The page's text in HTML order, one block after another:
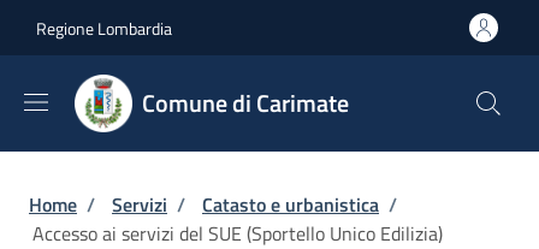
Regione Lombardia
Comune di Carimate
Briciole di pane
Home / Servizi / Catasto e urbanistica /
Accesso ai servizi del SUE (Sportello Unico Edilizia)